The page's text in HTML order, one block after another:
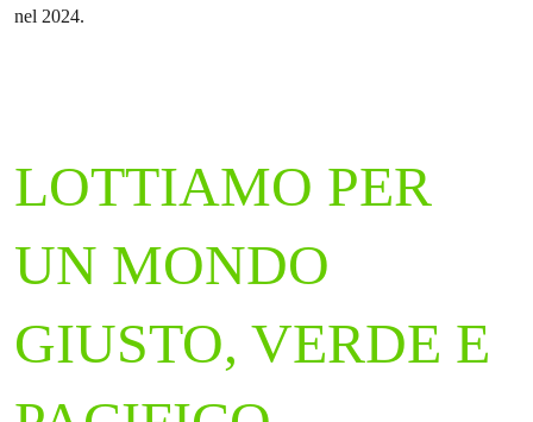
nel 2024.
LOTTIAMO PER
UN MONDO
GIUSTO, VERDE E